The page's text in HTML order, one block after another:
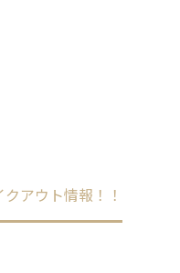
アウト情報！！